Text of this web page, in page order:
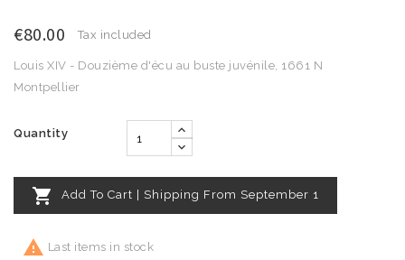
€80.00 Tax included
Louis XIV - Douzième d'écu au buste juvénile, 1661 N
Montpellier
Quantity
 Add To Cart | Shipping From September 1
 Last items in stock